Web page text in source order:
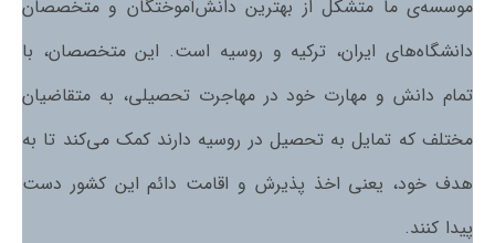
موسسه‌ی ما متشکل از بهترین دانش‌آموختگان و متخصصان
دانشگاه‌های ایران، ترکیه و روسیه است. این متخصصان، با
تمام دانش و مهارت خود در مهاجرت تحصیلی، به متقاضیان
مختلف که تمایل به تحصیل در روسیه دارند کمک می‌کند تا به
هدف خود، یعنی اخذ پذیرش و اقامت دائم این کشور دست
پیدا کنند.